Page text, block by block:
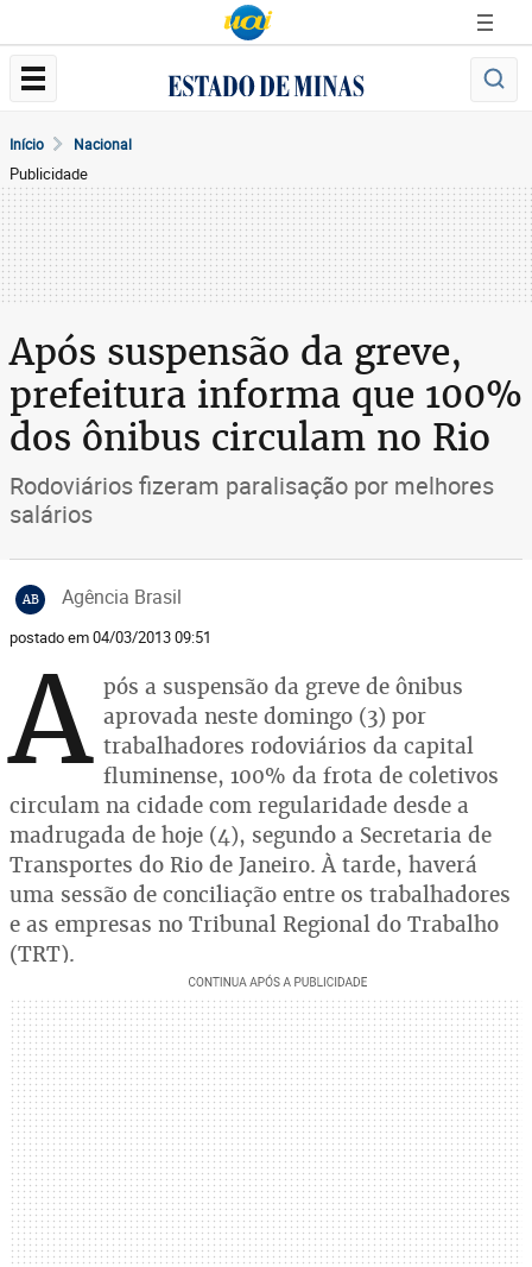
Início Nacional
Publicidade
Após suspensão da greve,
prefeitura informa que 100%
dos ônibus circulam no Rio
Rodoviários fizeram paralisação por melhores
salários
AB Agência Brasil
postado em 04/03/2013 09:51
A pós a suspensão da greve de ônibus
aprovada neste domingo (3) por
trabalhadores rodoviários da capital
fluminense, 100% da frota de coletivos
circulam na cidade com regularidade desde a
madrugada de hoje (4), segundo a Secretaria de
Transportes do Rio de Janeiro. À tarde, haverá
uma sessão de conciliação entre os trabalhadores
e as empresas no Tribunal Regional do Trabalho
(TRT).